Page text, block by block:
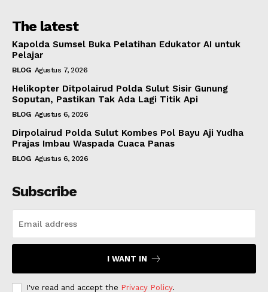
The latest
Kapolda Sumsel Buka Pelatihan Edukator AI untuk
Pelajar
BLOG Agustus 7, 2026
Helikopter Ditpolairud Polda Sulut Sisir Gunung
Soputan, Pastikan Tak Ada Lagi Titik Api
BLOG Agustus 6, 2026
Dirpolairud Polda Sulut Kombes Pol Bayu Aji Yudha
Prajas Imbau Waspada Cuaca Panas
BLOG Agustus 6, 2026
Subscribe
I WANT IN
I've read and accept the Privacy Policy.